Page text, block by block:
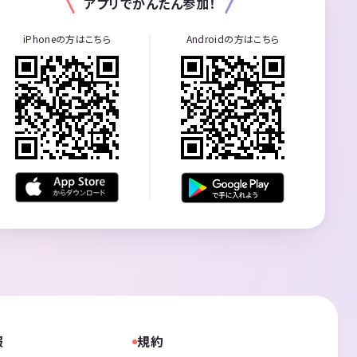
iPhoneの方はこちら Androidの方はこちら
規約